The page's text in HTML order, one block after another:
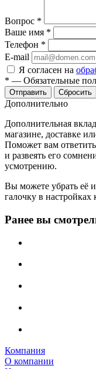
Вопрос *
Ваше имя *
Телефон *
E-mail
Я согласен на
* — Обязательные
Отправить Сбросить
Дополнительно
Дополнительная
магазине, доставке
Поможет вам
и развеять его
усмотрению.
Вы можете убрать её
галочку в
Ранее вы
Компания
О компании